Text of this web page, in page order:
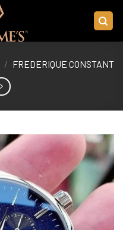
/ FREDERIQUE CONSTANT